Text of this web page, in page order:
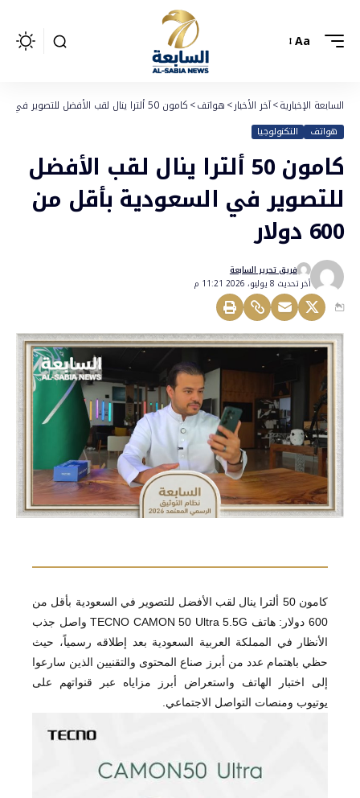
Aa
السابعة الإخبارية>آخر الأخبار>هواتف>كامون 50 ألترا ينال لقب الأفضل للتصوير في السعودية بأقل من 600 دولار
هواتف التكنولوجيا
كامون 50 ألترا ينال لقب الأفضل
للتصوير في السعودية بأقل من
600 دولار
أخر تحديث 8 يوليو، 2026 11:21 م
فريق تحرير السابعة
كامون 50 ألترا ينال لقب الأفضل للتصوير في السعودية بأقل من
600 دولار: هاتف TECNO CAMON 50 Ultra 5.5G واصل جذب
الأنظار في المملكة العربية السعودية بعد إطلاقه رسمياً، حيث
حظي باهتمام عدد من أبرز صناع المحتوى والتقنيين الذين سارعوا
إلى اختبار الهاتف واستعراض أبرز مزاياه عبر قنواتهم على
يوتيوب ومنصات التواصل الاجتماعي.